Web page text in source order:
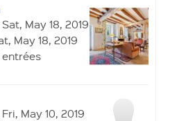
May 18, 2019
May 18, 2019
entrées
May 10, 2019